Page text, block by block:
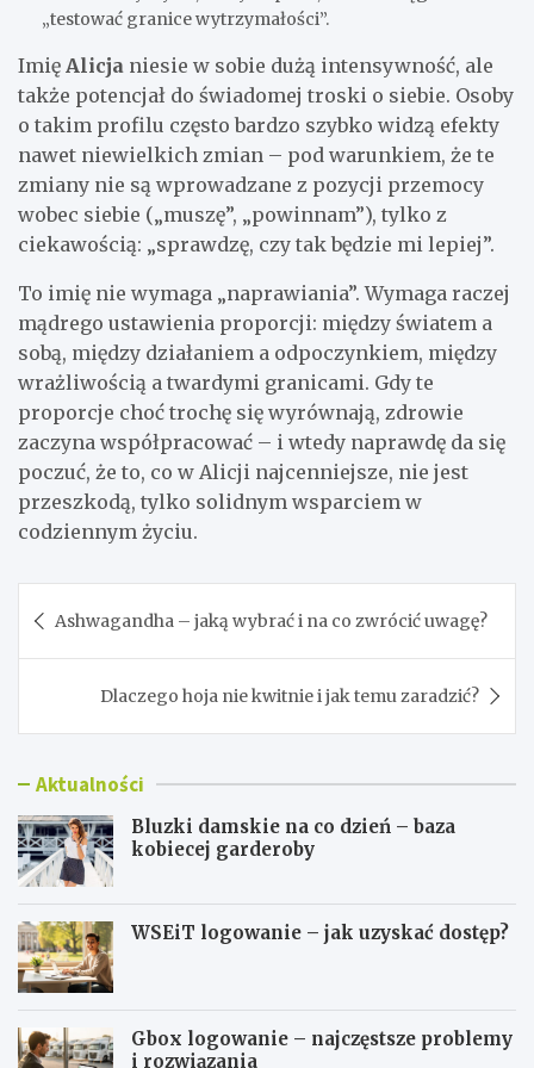
„testować granice wytrzymałości”.
Imię Alicja niesie w sobie dużą intensywność, ale
także potencjał do świadomej troski o siebie. Osoby
o takim profilu często bardzo szybko widzą efekty
nawet niewielkich zmian – pod warunkiem, że te
zmiany nie są wprowadzane z pozycji przemocy
wobec siebie („muszę”, „powinnam”), tylko z
ciekawością: „sprawdzę, czy tak będzie mi lepiej”.
To imię nie wymaga „naprawiania”. Wymaga raczej
mądrego ustawienia proporcji: między światem a
sobą, między działaniem a odpoczynkiem, między
wrażliwością a twardymi granicami. Gdy te
proporcje choć trochę się wyrównają, zdrowie
zaczyna współpracować – i wtedy naprawdę da się
poczuć, że to, co w Alicji najcenniejsze, nie jest
przeszkodą, tylko solidnym wsparciem w
codziennym życiu.
wpisu
Ashwagandha – jaką wybrać i na co zwrócić uwagę?
Dlaczego hoja nie kwitnie i jak temu zaradzić?
Aktualności
Bluzki damskie na co dzień – baza
kobiecej garderoby
WSEiT logowanie – jak uzyskać dostęp?
Gbox logowanie – najczęstsze problemy
i rozwiązania